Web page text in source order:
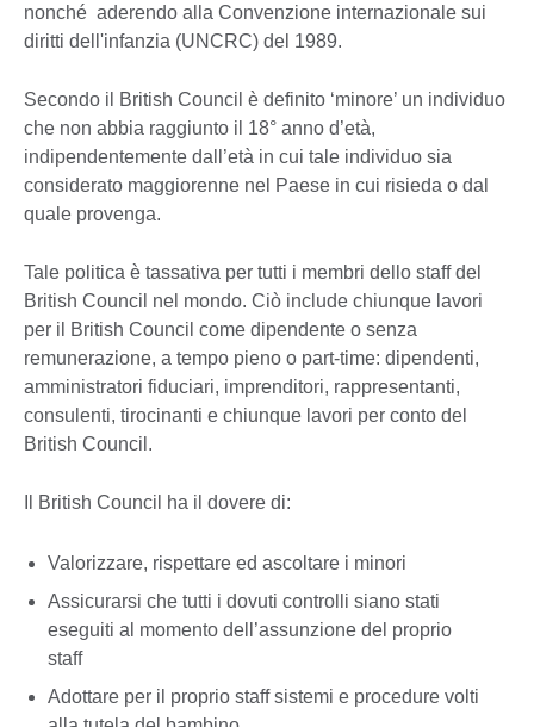
nonché aderendo alla Convenzione internazionale sui
diritti dell'infanzia (UNCRC) del 1989.
Secondo il British Council è definito ‘minore’ un individuo
che non abbia raggiunto il 18° anno d’età,
indipendentemente dall’età in cui tale individuo sia
considerato maggiorenne nel Paese in cui risieda o dal
quale provenga.
Tale politica è tassativa per tutti i membri dello staff del
British Council nel mondo. Ciò include chiunque lavori
per il British Council come dipendente o senza
remunerazione, a tempo pieno o part-time: dipendenti,
amministratori fiduciari, imprenditori, rappresentanti,
consulenti, tirocinanti e chiunque lavori per conto del
British Council.
Il British Council ha il dovere di:
Valorizzare, rispettare ed ascoltare i minori
Assicurarsi che tutti i dovuti controlli siano stati
eseguiti al momento dell’assunzione del proprio
staff
Adottare per il proprio staff sistemi e procedure volti